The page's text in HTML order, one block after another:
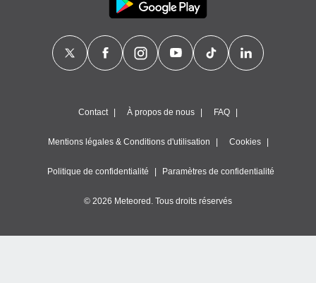
Contact À propos de nous FAQ
Mentions légales & Conditions d'utilisation Cookies
Politique de confidentialité Paramètres de confidentialité
© 2026 Meteored. Tous droits réservés